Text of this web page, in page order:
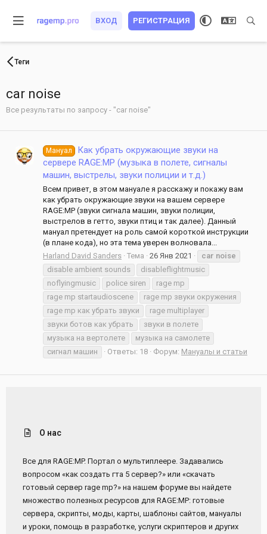
ВХОД РЕГИСТРАЦИЯ
Теги
car noise
Все результаты по запросу - "car noise"
Мануал
Как убрать окружающие звуки на
сервере RAGE:MP (музыка в полете, сигналы
машин, выстрелы, звуки полиции и т.д.)
Всем привет, в этом мануале я расскажу и покажу вам
как убрать окружающие звуки на вашем сервере
RAGE:MP (звуки сигнала машин, звуки полиции,
выстрелов в гетто, звуки птиц и так далее). Данный
мануал претендует на роль самой короткой инструкции
(в плане кода), но эта тема уверен волновала...
Harland David Sanders Тема 26 Янв 2021 car noise
disable ambient sounds
disableflightmusic
noflyingmusic
police siren
rage mp
rage mp startaudioscene
rage mp звуки окружения
rage mp как убрать звуки
rage multiplayer
звуки ботов как убрать
звуки в полете
музыка на вертолете
музыка на самолете
сигнал машин
Ответы: 18 Форум: Мануалы и статьи
О нас
Все для RAGE:MP. Портал о мультиплеере. Задавались
вопросом «как создать гта 5 сервер?» или «скачать
готовый сервер rage mp?» на нашем форуме вы найдете
множество полезных ресурсов для RAGE:MP: готовые
сервера, скрипты, моды, карты, шаблоны сайтов, мануалы
и уроки, помощь в разработке, услуги скриптеров и других